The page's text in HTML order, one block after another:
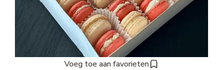
Voeg toe aan favorieten